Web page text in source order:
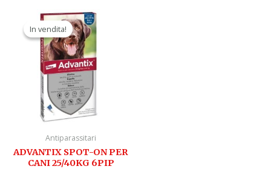
In vendita!
In vendita!
Antiparassitari
ADVANTIX SPOT-ON PER
CANI 25/40KG 6PIP
Il
prezzo
originale
era:
67,90 €.